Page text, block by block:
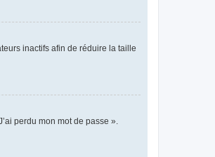
inactifs afin de réduire la taille
perdu mon mot de passe ».